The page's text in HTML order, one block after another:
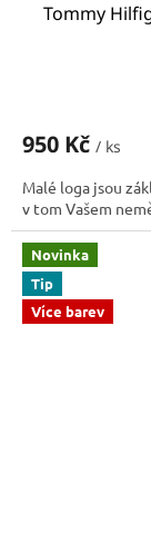
Tommy
950 Kč / ks
Malé loga jsou
v tom Vašem
Novinka
Tip
Více barev